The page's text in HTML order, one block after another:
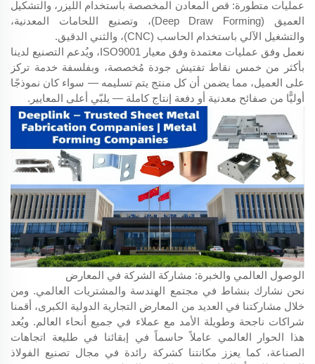
عمليات متطورة: قص المعادن المخصصة باستخدام الليزر، والتشكيل
العميق (Deep Draw Forming)، وتصنيع اللحامات المعدنية،
والتشغيل الآلي باستخدام الحاسب (CNC)، والثني الدقيق.
نعمل وفق عمليات معتمدة وفق معيار ISO9001، ويُدعم التصنيع لدينا
بأكثر من خمس نقاط تفتيش جودة مُخصصة، وبفلسفة خدمة تركز
على العميل، مما يضمن أن كل منتج يتم تسليمه — سواء كان نموذجًا
أوليًّا من صفائح معدنية أو دفعة إنتاج كاملة — يلبّي أعلى المعايير.
الوصول العالمي والخبرة: مشاركة الشركة في المعارض
نحن نشارك بنشاط في مجتمع الهندسة والمشتريات العالمي. ومن
خلال مشاركتنا في العديد من المعارض التجارية الدولية الكبرى، أقمنا
شراكات ناجحة وطويلة الأمد مع عملاء في جميع أنحاء العالم. ويُعد
هذا الحوار العالمي عاملاً حاسماً في إبقائنا في طليعة اتجاهات
الصناعة، كما يعزز مكانتنا كشركة رائدة في مجال تصنيع الفولاذ